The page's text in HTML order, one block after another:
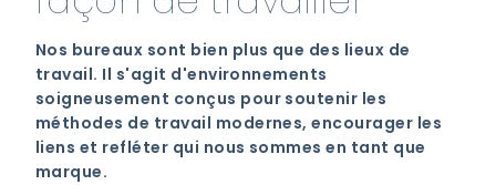
Nos bureaux sont bien plus que des lieux de
travail. Il s'agit d'environnements
soigneusement conçus pour soutenir les
méthodes de travail modernes, encourager les
liens et refléter qui nous sommes en tant que
marque.